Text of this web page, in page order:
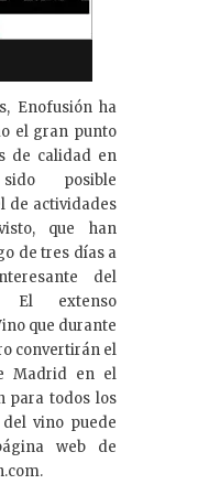
Enofusión ha
el gran punto
de calidad en
posible
de actividades
que han
de tres días a
del
El extenso
que durante
convertirán el
Madrid en el
para todos los
vino puede
web de